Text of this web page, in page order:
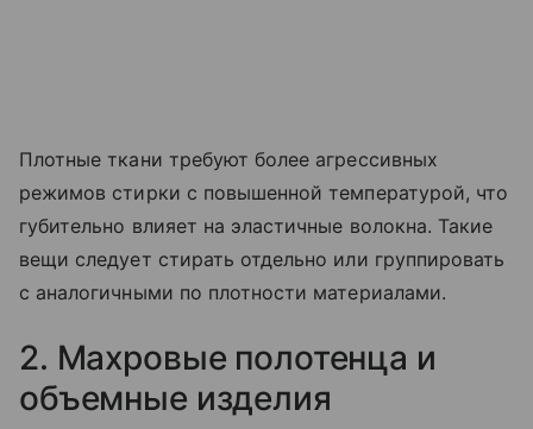
Плотные ткани требуют более агрессивных
режимов стирки с повышенной температурой, что
губительно влияет на эластичные волокна. Такие
вещи следует стирать отдельно или группировать
с аналогичными по плотности материалами.
2. Махровые полотенца и
объемные изделия